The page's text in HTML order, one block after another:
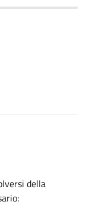
della